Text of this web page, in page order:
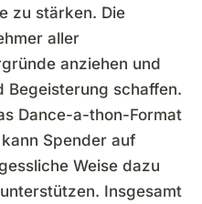
zu stärken. Die
aller
anziehen und
Begeisterung schaffen.
Dance-a-thon-Format
Spender auf
Weise dazu
Insgesamt